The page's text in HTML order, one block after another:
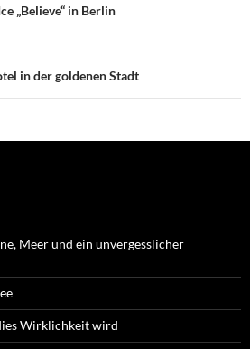
„Believe“ in Berlin
in der goldenen Stadt
Meer und ein unvergesslicher
Wirklichkeit wird